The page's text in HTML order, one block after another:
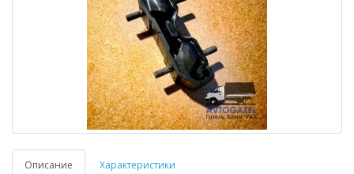
Описание Характеристики